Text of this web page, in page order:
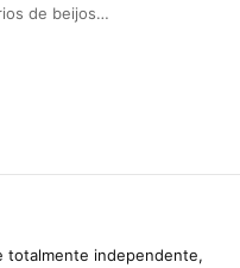
de beijos…
totalmente independente,